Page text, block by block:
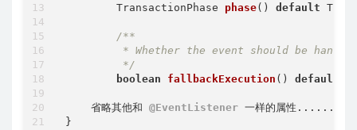
TransactionPhase phase() default
/**
	 */
boolean
fallbackExecution () default
    省略其他和
@EventListener 一样的属性......